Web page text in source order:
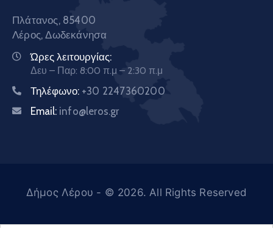
Πλάτανος, 85400
Λέρος, Δωδεκάνησα
Ώρες λειτουργίας:
Δευ – Παρ: 8:00 π.μ – 2:30 π.μ
Τηλέφωνο: +30 2247360200
Email: info@leros.gr
Δήμος Λέρου - © 2026. All Rights Reserved